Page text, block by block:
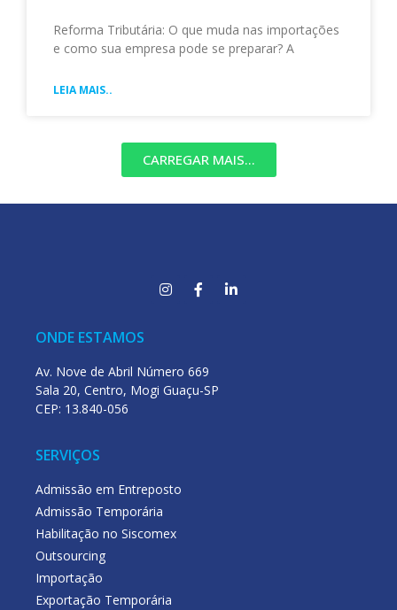
Reforma Tributária: O que muda nas importações
e como sua empresa pode se preparar? A
LEIA MAIS..
CARREGAR MAIS...
ONDE ESTAMOS
Av. Nove de Abril Número 669
Sala 20, Centro, Mogi Guaçu-SP
CEP: 13.840-056
SERVIÇOS
Admissão em Entreposto
Admissão Temporária
Habilitação no Siscomex
Outsourcing
Importação
Exportação Temporária